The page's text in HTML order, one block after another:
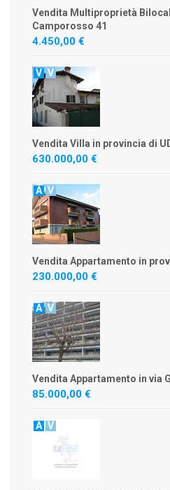
Vendita Multiproprietà
Camporosso 41
4.450,00 €
V V
Vendita Villa in provincia di
630.000,00 €
A V
Vendita Appartamento in
230.000,00 €
A V
Vendita Appartamento in via
85.000,00 €
A V